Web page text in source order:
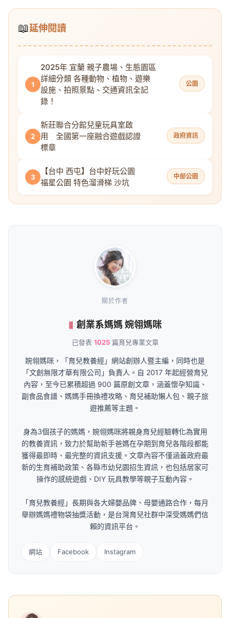
📖延伸閱讀
1
2025年 宜蘭 親子農場、生態園區
詳細分類 各種動物、植物、遊樂
設施、拍照景點、交通資訊全記
錄！
公園
2
新莊聯合分館兒童玩具室啟
用 全國第一座融合遊戲認證
標章
政府資訊
3
【台中 西屯】台中好玩公園
福星公園 特色溜滑梯 沙坑
中部公園
關於作者
創業系媽媽 婉翎媽咪
已發表 1025篇育兒專業文章
婉翎媽咪，「育兒教養經」網站創辦人暨主編，同時也是
「文創無限才華有限公司」負責人。自 2017 年起經營育兒
內容，至今已累積超過 900 篇原創文章，涵蓋懷孕知識、
副食品食譜、媽媽手冊換禮攻略、育兒補助懶人包、親子旅
遊推薦等主題。
身為3個孩子的媽媽，婉翎媽咪將親身育兒經驗轉化為實用
的教養資訊，致力於幫助新手爸媽在孕期到育兒各階段都能
獲得最即時、最完整的資訊支援。文章內容不僅涵蓋政府最
新的生育補助政策、各縣市幼兒園招生資訊，也包括居家可
操作的感統遊戲、DIY 玩具教學等親子互動內容。
「育兒教養經」長期與各大婦嬰品牌、母嬰通路合作，每月
舉辦媽媽禮物袋抽獎活動，是台灣育兒社群中深受媽媽們信
賴的資訊平台。
網站 Facebook Instagram